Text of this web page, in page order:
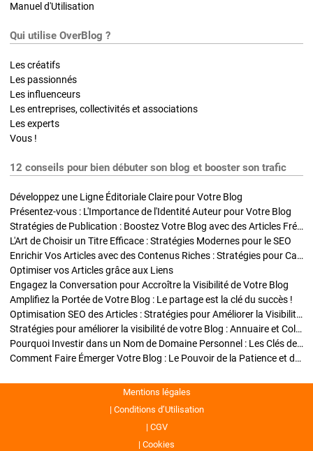
Manuel d'Utilisation
Qui utilise OverBlog ?
Les créatifs
Les passionnés
Les influenceurs
Les entreprises, collectivités et associations
Les experts
Vous !
12 conseils pour bien débuter son blog et booster son trafic
Développez une Ligne Éditoriale Claire pour Votre Blog
Présentez-vous : L'Importance de l'Identité Auteur pour Votre Blog
Stratégies de Publication : Boostez Votre Blog avec des Articles Fréquents et Exclusifs
L'Art de Choisir un Titre Efficace : Stratégies Modernes pour le SEO
Enrichir Vos Articles avec des Contenus Riches : Stratégies pour Captiver et Optimiser
Optimiser vos Articles grâce aux Liens
Engagez la Conversation pour Accroître la Visibilité de Votre Blog
Amplifiez la Portée de Votre Blog : Le partage est la clé du succès !
Optimisation SEO des Articles : Stratégies pour Améliorer la Visibilité de Votre Blog
Stratégies pour améliorer la visibilité de votre Blog : Annuaire et Collaborations
Pourquoi Investir dans un Nom de Domaine Personnel : Les Clés de la Réussite de Votre Blog
Comment Faire Émerger Votre Blog : Le Pouvoir de la Patience et de la Persévérance
Mentions légales
Conditions d’Utilisation
CGV
Cookies